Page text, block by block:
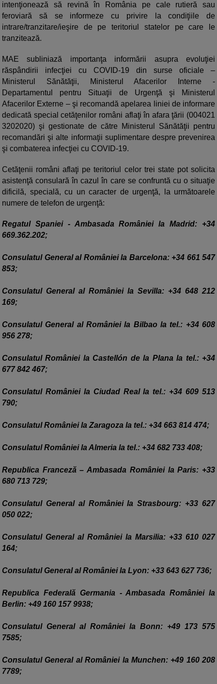
intenţionează să revină în România pe cale rutieră sau
feroviară să se informeze cu privire la condiţiile de
intrare/tranzitare/ieşire de pe teritoriul statelor pe care le
tranzitează.
MAE subliniază importanţa informării asupra evoluţiei
răspândirii infecţiei cu COVID-19 din surse oficiale –
Ministerul Sănătăţii, Ministerul Afacerilor Interne -
Departamentul pentru Situaţii de Urgenţă şi Ministerul
Afacerilor Externe – şi recomandă apelarea liniei de informare
dedicată special cetăţenilor români aflaţi în afara ţării (004021
3202020) şi gestionate de către Ministerul Sănătăţii pentru
recomandări şi alte informaţii suplimentare despre prevenirea
şi combaterea infecţiei cu COVID-19.
Cetăţenii români aflaţi pe teritoriul celor trei state pot solicita
asistenţă consulară în cazul în care se confruntă cu o situaţie
dificilă, specială, cu un caracter de urgenţă, la următoarele
numere de telefon de urgenţă:
Regatul Spaniei - Ambasada României la Madrid: +34
669.362.202;
Consulatul General al României la Barcelona: +34 661 547
853;
Consulatul General al României la Sevilla: +34 648 212
169;
Consulatul General al României la Bilbao la tel.: +34 608
956 278;
Consulatul României la Castellón de la Plana la tel.: +34
677 842 467;
Consulatul României la Ciudad Real la tel.: +34 609 513
790;
Consulatul României la Zaragoza la tel.: +34 663 814 474;
Consulatul României la Almeria la tel.: +34 682 733 408;
Republica Franceză – Ambasada României la Paris: +33
680 713 729;
Consulatul General al României la Strasbourg: +33 627
050 022;
Consulatul General al României la Marsilia: +33 610 027
164;
Consulatul General al României la Lyon: +33 643 627 736;
Republica Federală Germania - Ambasada României la
Berlin: +49 160 157 9938;
Consulatul General al României la Bonn: +49 173 575
7585;
Consulatul General al României la Munchen: +49 160 208
7789;